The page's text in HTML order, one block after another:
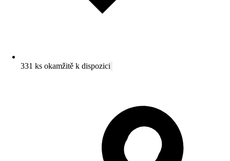
331 ks okamžitě k dispozici